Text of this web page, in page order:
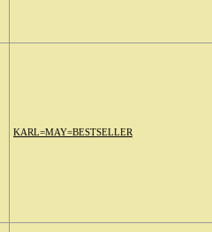
KARL=MAY=BESTSELLER